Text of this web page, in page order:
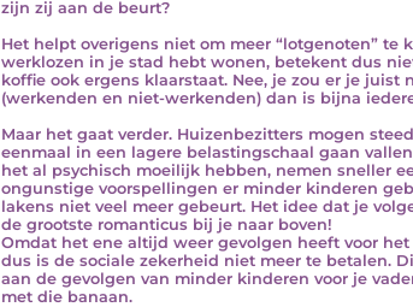
zijn zij aan de beurt?
Het helpt overigens niet om meer “lotgenoten” te
werklozen in je stad hebt wonen, betekent dus
koffie ook ergens klaarstaat. Nee, je zou er je
(werkenden en niet-werkenden) dan is bijna
Maar het gaat verder. Huizenbezitters mogen
eenmaal in een lagere belastingschaal gaan
het al psychisch moeilijk hebben, nemen sneller
ongunstige voorspellingen er minder kinderen
lakens niet veel meer gebeurt. Het idee dat je
de grootste romanticus bij je naar boven!
Omdat het ene altijd weer gevolgen heeft voor
dus is de sociale zekerheid niet meer te betalen.
aan de gevolgen van minder kinderen voor je
met die banaan.